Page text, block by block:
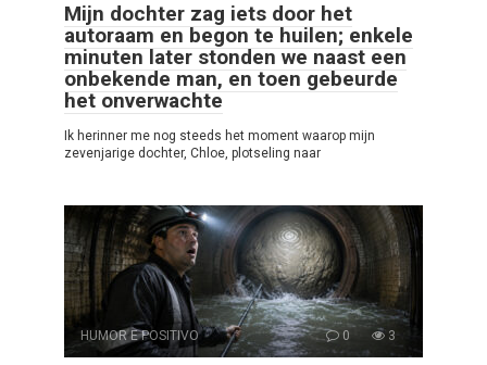
Mijn dochter zag iets door het
autoraam en begon te huilen; enkele
minuten later stonden we naast een
onbekende man, en toen gebeurde
het onverwachte
Ik herinner me nog steeds het moment waarop mijn
zevenjarige dochter, Chloe, plotseling naar
HUMOR E POSITIVO 0 3